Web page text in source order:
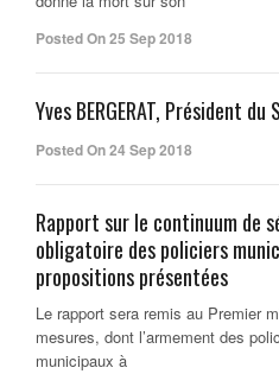
Posted On 25 Sep 2018
Yves BERGERAT, Président du
Posted On 24 Sep 2018
Rapport sur le continuum de
obligatoire des policiers
propositions présentées
Le rapport sera remis au Premier
mesures, dont l’armement des
municipaux à